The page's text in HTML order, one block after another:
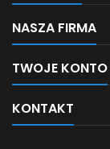
NASZA FIRMA
TWOJE KONTO
KONTAKT